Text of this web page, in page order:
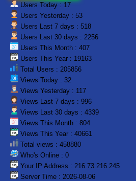
Users Today : 17
Users Yesterday : 53
Users Last 7 days : 518
Users Last 30 days : 2256
Users This Month : 407
Users This Year : 19163
Total Users : 205856
Views Today : 32
Views Yesterday : 117
Views Last 7 days : 996
Views Last 30 days : 4339
Views This Month : 804
Views This Year : 40661
Total views : 458880
Who's Online : 0
Your IP Address : 216.73.216.245
Server Time : 2026-08-06